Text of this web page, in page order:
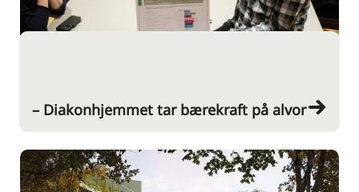
– Diakonhjemmet tar bærekraft på alvor